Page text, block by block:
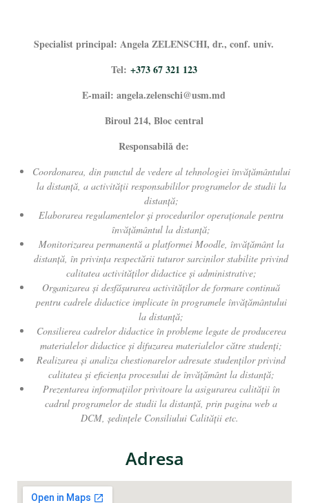
Specialist principal: Angela ZELENSCHI, dr., conf. univ.
Tel: +373 67 321 123
E-mail: angela.zelenschi@usm.md
Biroul 214, Bloc central
Responsabilă de:
Coordonarea, din punctul de vedere al tehnologiei învățământului
la distanță, a activității responsabililor programelor de studii la
distanță;
Elaborarea regulamentelor și procedurilor operaționale pentru
învățământul la distanță;
Monitorizarea permanentă a platformei Moodle, învățământ la
distanță, în privința respectării tuturor sarcinilor stabilite privind
calitatea activităților didactice și administrative;
Organizarea și desfășurarea activităților de formare continuă
pentru cadrele didactice implicate în programele învățământului
la distanță;
Consilierea cadrelor didactice în probleme legate de producerea
materialelor didactice și difuzarea materialelor către studenți;
Realizarea și analiza chestionarelor adresate studenților privind
calitatea și eficiența procesului de învățământ la distanță;
Prezentarea informațiilor privitoare la asigurarea calității în
cadrul programelor de studii la distanță, prin pagina web a
DCM, ședințele Consiliului Calității etc.
Adresa